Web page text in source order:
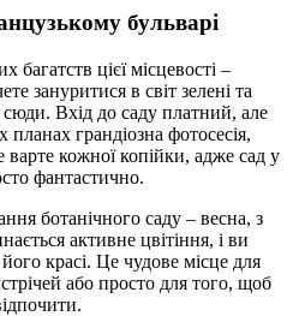
бульварі
цієї місцевості –
зануритися в світ зелені та
сюди. Вхід до саду платний, але
грандіозна фотосесія,
варте кожної копійки, адже сад у
фантастично.
ботанічного саду – весна, з
активне цвітіння, і ви
красі. Це чудове місце для
або просто для того, щоб